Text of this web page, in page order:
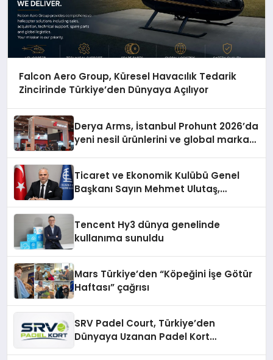
Falcon Aero Group, Küresel Havacılık Tedarik
Zincirinde Türkiye’den Dünyaya Açılıyor
Derya Arms, İstanbul Prohunt 2026’da
yeni nesil ürünlerini ve global marka
Ticaret ve Ekonomik Kulübü Genel
Başkanı Sayın Mehmet Ulutaş,
Tencent Hy3 dünya genelinde
kullanıma sunuldu
Mars Türkiye’den “Köpeğini İşe Götür
Haftası” çağrısı
SRV Padel Court, Türkiye’den
Dünyaya Uzanan Padel Kort